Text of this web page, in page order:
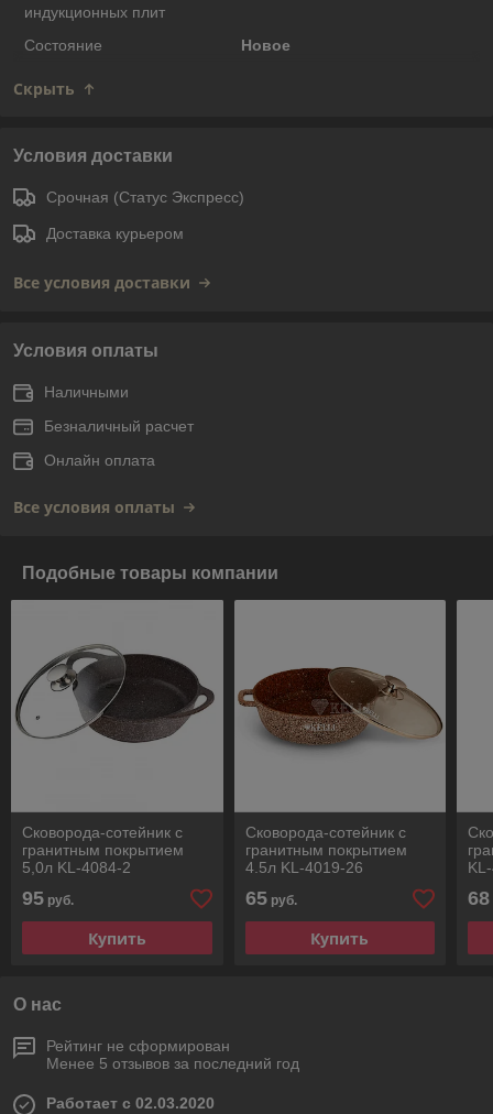
индукционных плит
Состояние Новое
Скрыть
Условия доставки
Срочная (Статус Экспресс)
Доставка курьером
Все условия доставки
Условия оплаты
Наличными
Безналичный расчет
Онлайн оплата
Все условия оплаты
Подобные товары компании
Сковорода-сотейник с
гранитным покрытием
5,0л KL-4084-2
95 руб.
Купить
Сковорода-сотейник с
гранитным покрытием
4.5л KL-4019-26
65руб.
Купить
68
О нас
Рейтинг не сформирован
Менее 5 отзывов за последний год
Работает с 02.03.2020